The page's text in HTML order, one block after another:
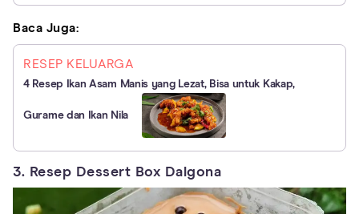
Baca Juga:
RESEP KELUARGA
4 Resep Ikan Asam Manis yang Lezat, Bisa untuk Kakap,
Gurame dan Ikan Nila
3. Resep Dessert Box Dalgona